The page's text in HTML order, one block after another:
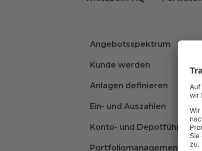
Angebotsspektrum
Kunde werden
Anlagen definieren
Ein- und Auszahlen
Konto- und Depotführung
Portfoliomanagement